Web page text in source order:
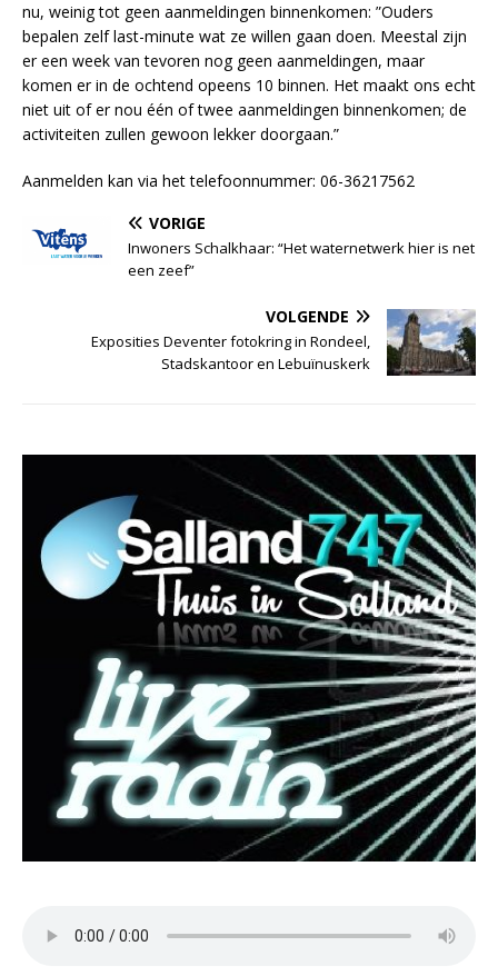
nu, weinig tot geen aanmeldingen binnenkomen: ”Ouders
bepalen zelf last-minute wat ze willen gaan doen. Meestal zijn
er een week van tevoren nog geen aanmeldingen, maar
komen er in de ochtend opeens 10 binnen. Het maakt ons echt
niet uit of er nou één of twee aanmeldingen binnenkomen; de
activiteiten zullen gewoon lekker doorgaan.”
Aanmelden kan via het telefoonnummer: 06-36217562
VORIGE
Inwoners Schalkhaar: “Het waternetwerk hier is net
een zeef”
VOLGENDE
Exposities Deventer fotokring in Rondeel,
Stadskantoor en Lebuïnuskerk